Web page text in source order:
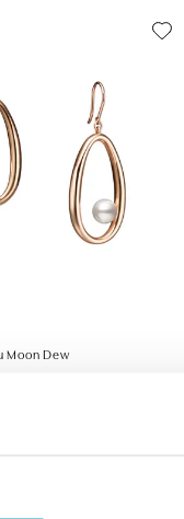
Moon Dew